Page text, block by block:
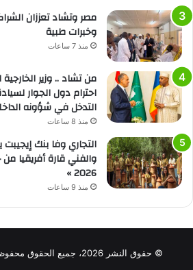
مصر وتشاد تعززان
وخبرات طبية
منذ 7 ساعات
من تشاد .. وزير
احترام دول الجوار
التدخل في شؤونه
منذ 8 ساعات
التجاري وفا بنك
2026 »
منذ 9 ساعات
© حقوق النشر 2026، جميع الحقوق محفوظة لموقع أفرو نيوز |